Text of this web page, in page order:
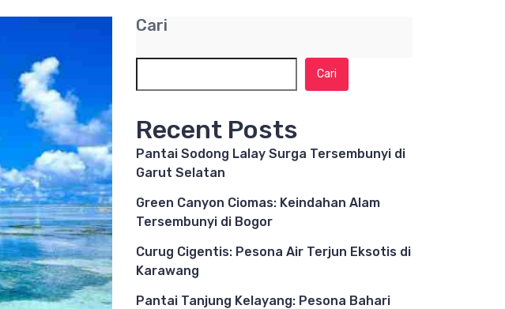
Cari
Cari
Recent Posts
Pantai Sodong Lalay Surga Tersembunyi di
Garut Selatan
Green Canyon Ciomas: Keindahan Alam
Tersembunyi di Bogor
Curug Cigentis: Pesona Air Terjun Eksotis di
Karawang
Pantai Tanjung Kelayang: Pesona Bahari